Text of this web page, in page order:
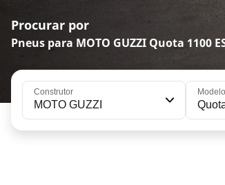
Procurar por
Pneus para MOTO GUZZI Quota 1100
Construtor
MOTO GUZZI
Modelo